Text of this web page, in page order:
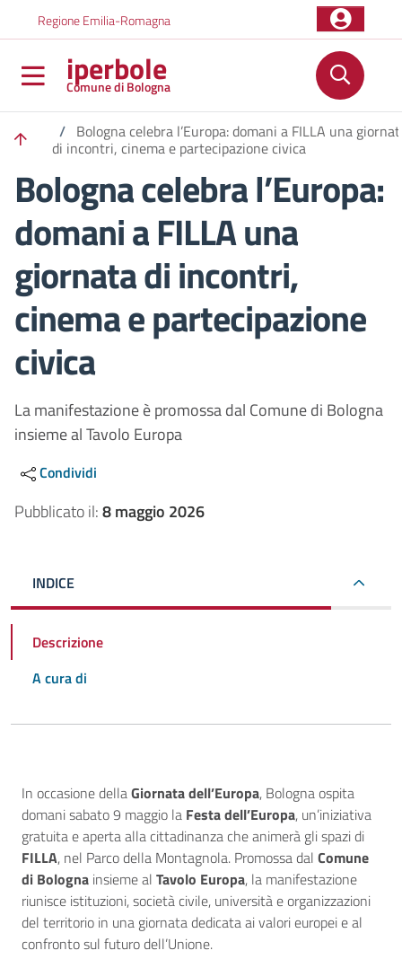
Regione Emilia-Romagna
iperbole
Comune di Bologna
/ Bologna celebra l’Europa: domani a FILLA una
di incontri, cinema e partecipazione civica
Bologna celebra l’Europa:
domani a FILLA una
giornata di incontri,
cinema e partecipazione
civica
La manifestazione è promossa dal Comune di Bologna
insieme al Tavolo Europa
Condividi
Pubblicato il:8 maggio 2026
INDICE
Descrizione
A cura di
Descrizione
In occasione dellaGiornata dell’Europa, Bologna ospita
domani sabato 9 maggio la Festa dell’Europa, un’iniziativa
gratuita e aperta alla cittadinanza che animerà gli spazi di
FILLA, nel Parco della Montagnola. Promossa dal Comune
di Bologna insieme al Tavolo Europa, la manifestazione
riunisce istituzioni, società civile, università e organizzazioni
del territorio in una giornata dedicata ai valori europei e al
confronto sul futuro dell’Unione.